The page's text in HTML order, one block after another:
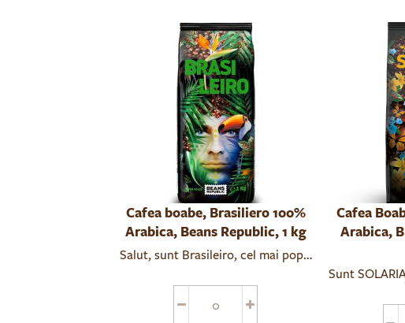
Cafea boabe, Brasiliero 100%
Arabica, Beans Republic, 1 kg
Cafea
Arabica,
Sunt
Fie ca iti